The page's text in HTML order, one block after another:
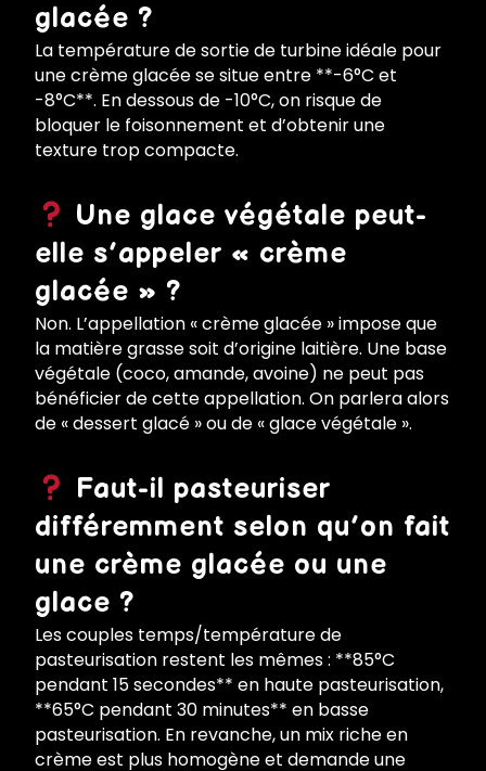
glacée ?
La température de sortie de turbine idéale pour
une crème glacée se situe entre **-6°C et
-8°C**. En dessous de -10°C, on risque de
bloquer le foisonnement et d’obtenir une
texture trop compacte.
Une glace végétale peut-
elle s’appeler « crème
glacée » ?
Non. L’appellation « crème glacée » impose que
la matière grasse soit d’origine laitière. Une base
végétale (coco, amande, avoine) ne peut pas
bénéficier de cette appellation. On parlera alors
de « dessert glacé » ou de « glace végétale ».
Faut-il pasteuriser
différemment selon qu’on fait
une crème glacée ou une
glace ?
Les couples temps/température de
pasteurisation restent les mêmes : **85°C
pendant 15 secondes** en haute pasteurisation,
**65°C pendant 30 minutes** en basse
pasteurisation. En revanche, un mix riche en
crème est plus homogène et demande une